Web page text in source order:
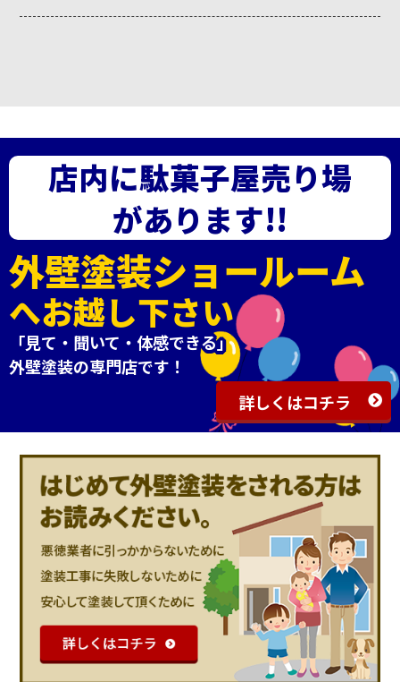
店内に駄菓子屋売り場
があります!!
外壁塗装ショールーム
へお越し下さい
「見て・聞いて・体感できる」
外壁塗装の専門店です！
詳しくはコチラ